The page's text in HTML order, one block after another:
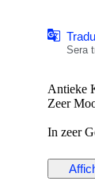
Sera
Antieke
In zeer
Deze
Word